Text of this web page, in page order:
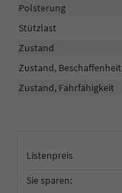
Listenpreis
Sie sparen:
Polsterung
Stützlast
Zustand
Zustand, Beschaffenheit
Zustand, Fahrfähigkeit